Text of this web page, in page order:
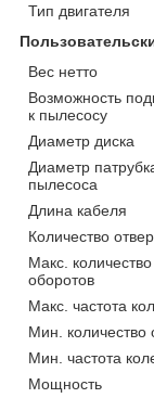
Тип двигателя
Вес нетто
Возможность
к пылесосу
Диаметр диска
Диаметр
пылесоса
Длина кабеля
Количество
Макс. количество
оборотов
Макс. частота
Мин. количество
Мин. частота
Мощность